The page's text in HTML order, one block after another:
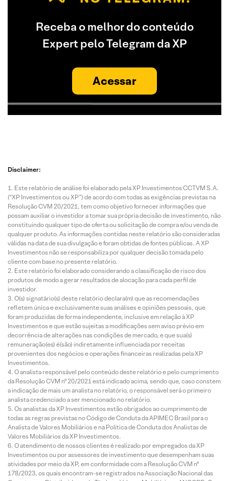
Receba o melhor do conteúdo
Expert pelo Telegram da XP
Acessar
Disclaimer:
Este relatório de análise foi elaborado pela XP Investimentos CCTVM S.A.
(“XP Investimentos ou XP”) de acordo com todas as exigências previstas na
Resolução CVM 20/2021, tem como objetivo fornecer informações que
possam auxiliar o investidor a tomar sua própria decisão de investimento, não
constituindo qualquer tipo de oferta ou solicitação de compra e/ou venda de
qualquer produto. As informações contidas neste relatório são consideradas
válidas na data de sua divulgação e foram obtidas de fontes públicas. A XP
Investimentos não se responsabiliza por qualquer decisão tomada pelo
cliente com base no presente relatório.
Este relatório foi elaborado considerando a classificação de risco dos
produtos de modo a gerar resultados de alocação para cada perfil de
investidor.
O(s) signatário(s) deste relatório declara(m) que as recomendações
refletem única e exclusivamente suas análises e opiniões pessoais, que
foram produzidas de forma independente, inclusive em relação à XP
Investimentos e que estão sujeitas a modificações sem aviso prévio em
decorrência de alterações nas condições de mercado, e que sua(s)
remuneração(es) é(são) indiretamente influenciada por receitas
provenientes dos negócios e operações financeiras realizadas pela XP
Investimentos.
O analista responsável pelo conteúdo deste relatório e pelo cumprimento
da Resolução CVM nº 20/2021 está indicado acima, sendo que, caso constem
a indicação de mais um analista no relatório, o responsável será o primeiro
analista credenciado a ser mencionado no relatório.
Os analistas da XP Investimentos estão obrigados ao cumprimento de
todas as regras previstas no Código de Conduta da APIMEC Brasil para o
Analista de Valores Mobiliários e na Política de Conduta dos Analistas de
Valores Mobiliários da XP Investimentos.
O atendimento de nossos clientes é realizado por empregados da XP
Investimentos ou por assessores de investimento que desempenham suas
atividades por meio da XP, em conformidade com a Resolução CVM nº
178/2023, os quais encontram-se registrados na Associação Nacional das